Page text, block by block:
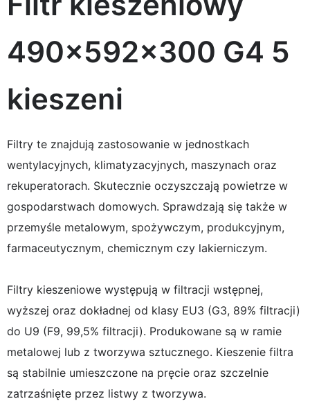
490x592x300 G4 5
kieszeni
Filtry te znajdują zastosowanie w jednostkach
wentylacyjnych, klimatyzacyjnych, maszynach oraz
rekuperatorach. Skutecznie oczyszczają powietrze w
gospodarstwach domowych. Sprawdzają się także w
przemyśle metalowym, spożywczym, produkcyjnym,
farmaceutycznym, chemicznym czy lakierniczym.
Filtry kieszeniowe występują w filtracji wstępnej,
wyższej oraz dokładnej od klasy EU3 (G3, 89% filtracji)
do U9 (F9, 99,5% filtracji). Produkowane są w ramie
metalowej lub z tworzywa sztucznego. Kieszenie filtra
są stabilnie umieszczone na pręcie oraz szczelnie
zatrzaśnięte przez listwy z tworzywa.